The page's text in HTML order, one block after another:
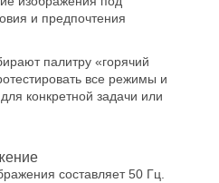
и предпочтения
палитру «горячий
все режимы и
конкретной задачи или
составляет 50 Гц.